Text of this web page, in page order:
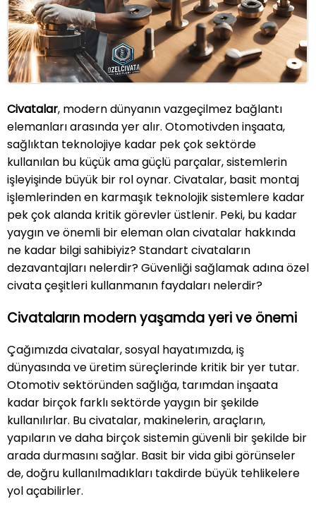
Blog
»
İletişim
Civatalar, modern dünyanın vazgeçilmez bağlantı
elemanları arasında yer alır. Otomotivden inşaata,
sağlıktan teknolojiye kadar pek çok sektörde
kullanılan bu küçük ama güçlü parçalar, sistemlerin
işleyişinde büyük bir rol oynar. Civatalar, basit montaj
işlemlerinden en karmaşık teknolojik sistemlere kadar
pek çok alanda kritik görevler üstlenir. Peki, bu kadar
yaygın ve önemli bir eleman olan civatalar hakkında
ne kadar bilgi sahibiyiz? Standart civataların
dezavantajları nelerdir? Güvenliği sağlamak adına özel
civata çeşitleri kullanmanın faydaları nelerdir?
Civataların modern yaşamda yeri ve önemi
Çağımızda civatalar, sosyal hayatımızda, iş
dünyasında ve üretim süreçlerinde kritik bir yer tutar.
Otomotiv sektöründen sağlığa, tarımdan inşaata
kadar birçok farklı sektörde yaygın bir şekilde
kullanılırlar. Bu civatalar, makinelerin, araçların,
yapıların ve daha birçok sistemin güvenli bir şekilde bir
arada durmasını sağlar. Basit bir vida gibi görünseler
de, doğru kullanılmadıkları takdirde büyük tehlikelere
yol açabilirler.